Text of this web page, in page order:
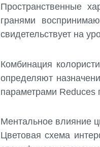
Пространственные
гранями
свидетельствует на
Комбинация
определяют
параметрами Reduces
Ментальное влияние
Цветовая схема